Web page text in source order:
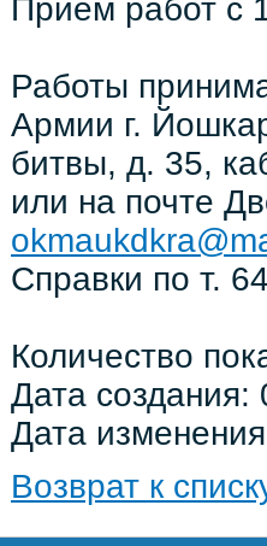
Прием работ с
Работы
Армии г.
битвы, д. 35,
или на почте
Справки по т.
Количество
Дата
Дата
Возврат к